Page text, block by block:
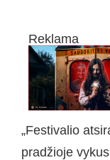
Reklama
„Festivalio
pradžioje